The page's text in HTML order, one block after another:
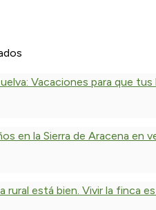
Vacaciones para que
en la Sierra de Aracena en
rural está bien. Vivir la finca